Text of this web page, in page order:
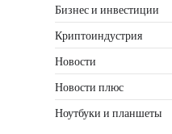
Бизнес и инвестиции
Криптоиндустрия
Новости
Новости плюс
Ноутбуки и планшеты